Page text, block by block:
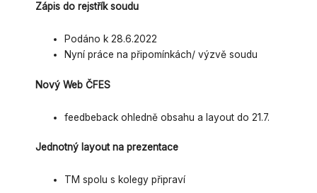
Zápis do rejstřík soudu
Podáno k 28.6.2022
Nyní práce na připomínkách/ výzvě soudu
Nový Web ČFES
feedbeback ohledně obsahu a layout do 21.7.
Jednotný layout na prezentace
TM spolu s kolegy připraví